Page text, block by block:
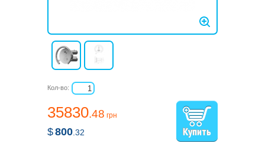
35830.48 грн
$800 .32
Кол-во: